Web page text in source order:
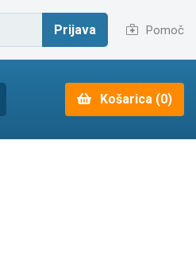
Prijava Pomoč
Košarica (0)